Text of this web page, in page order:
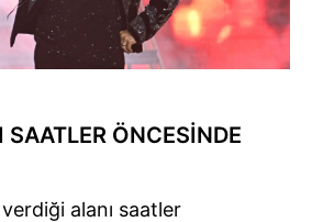
ÖNCESİNDE
alanı saatler